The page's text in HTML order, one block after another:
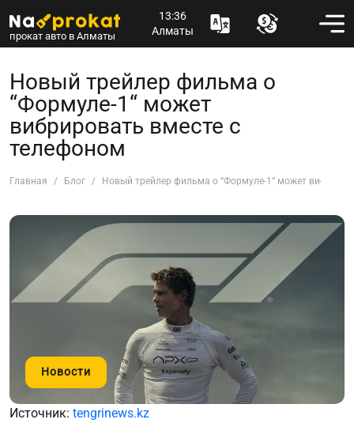
прокат авто в Алматы
13:36
Алматы
Новый трейлер фильма о
“Формуле-1“ может
вибрировать вместе с
телефоном
Главная Блог Новый трейлер фильма о “Формуле-1“ может
Новости
Источник: tengrinews.kz